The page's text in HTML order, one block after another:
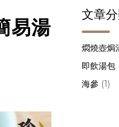
易湯
文章
燜燒壺焗
即飲湯包
海參 (1)